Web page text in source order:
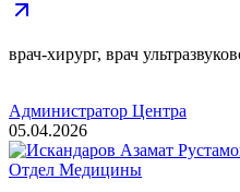
врач-хирург, врач
Администратор Центра
05.04.2026
Отдел Медицины